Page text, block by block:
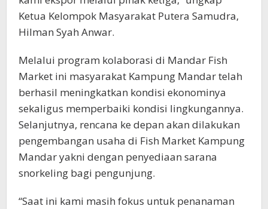
Ketua Kelompok Masyarakat Putera Samudra,
Hilman Syah Anwar.
Melalui program kolaborasi di Mandar Fish
Market ini masyarakat Kampung Mandar telah
berhasil meningkatkan kondisi ekonominya
sekaligus memperbaiki kondisi lingkungannya.
Selanjutnya, rencana ke depan akan dilakukan
pengembangan usaha di Fish Market Kampung
Mandar yakni dengan penyediaan sarana
snorkeling bagi pengunjung.
“Saat ini kami masih fokus untuk penanaman